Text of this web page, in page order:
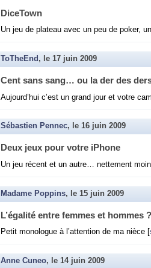
Di­ce­Town
Un jeu de pla­teau avec un peu de poker,
ToTheEnd , le 17 juin 2009
Cent sans sang… ou la der des
Au­jour­d’hui c’est un grand jour et votre
Sébastien Pennec, le 16 juin 2009
Deux jeux pour votre iPhone
Un jeu ré­cent et un autre… net­te­ment
Madame Poppins, le 15 juin 2009
L’éga­lité entre femmes et hommes ?
Petit mo­no­logue à l’at­ten­tion de ma nièce [
Anne Cuneo, le 14 juin 2009